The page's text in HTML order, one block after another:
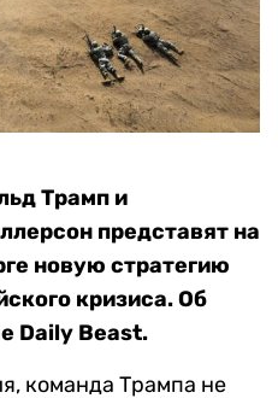
Трамп и
представят на
новую стратегию
кризиса. Об
Daily Beast.
команда Трампа не